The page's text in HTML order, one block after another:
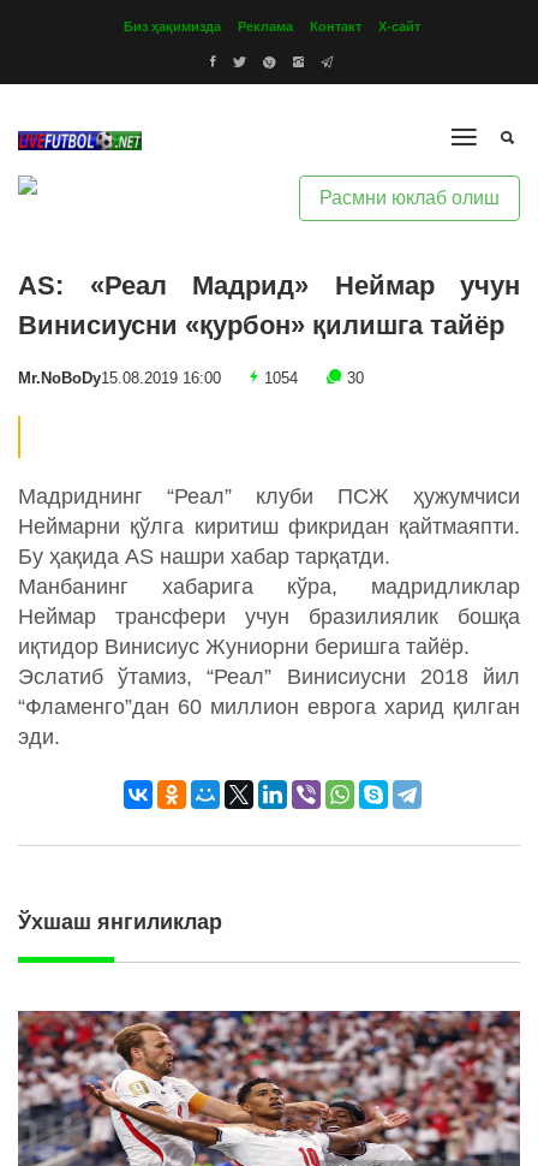
Биз ҳақимизда Реклама Контакт Х-сайт
Расмни юклаб олиш
AS: «Реал Мадрид» Неймар учун
Винисиусни «қурбон» қилишга тайёр
Mr.NoBoDy15.08.2019 16:00 1054 30
Мадриднинг “Реал” клуби ПСЖ ҳужумчиси
Неймарни қўлга киритиш фикридан қайтмаяпти.
Бу ҳақида AS нашри хабар тарқатди.
Манбанинг хабарига кўра, мадридликлар
Неймар трансфери учун бразилиялик бошқа
иқтидор Винисиус Жуниорни беришга тайёр.
Эслатиб ўтамиз, “Реал” Винисиусни 2018 йил
“Фламенго”дан 60 миллион еврога харид қилган
эди.
Ўхшаш янгиликлар